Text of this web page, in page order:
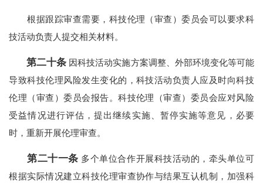
根据跟踪审查需要，科技伦理（审查）委员会可以要求科
技活动负责人提交相关材料。
第二十条 因科技活动实施方案调整、外部环境变化等可能
导致科技伦理风险发生变化的，科技活动负责人应及时向科技
伦理（审查）委员会报告。科技伦理（审查）委员会应对风险
受益情况进行评估，提出继续实施、暂停实施等意见，必要
时，重新开展伦理审查。
第二十一条 多个单位合作开展科技活动的，牵头单位可
根据实际情况建立科技伦理审查协作与结果互认机制，加强科